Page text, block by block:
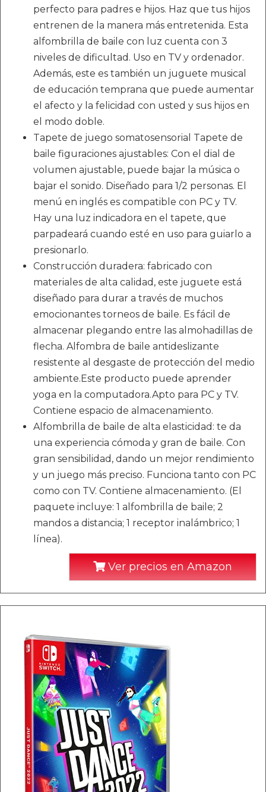
perfecto para padres e hijos. Haz que tus hijos
entrenen de la manera más entretenida. Esta
alfombrilla de baile con luz cuenta con 3
niveles de dificultad. Uso en TV y ordenador.
Además, este es también un juguete musical
de educación temprana que puede aumentar
el afecto y la felicidad con usted y sus hijos en
el modo doble.
Tapete de juego somatosensorial Tapete de
baile figuraciones ajustables: Con el dial de
volumen ajustable, puede bajar la música o
bajar el sonido. Diseñado para 1/2 personas. El
menú en inglés es compatible con PC y TV.
Hay una luz indicadora en el tapete, que
parpadeará cuando esté en uso para guiarlo a
presionarlo.
Construcción duradera: fabricado con
materiales de alta calidad, este juguete está
diseñado para durar a través de muchos
emocionantes torneos de baile. Es fácil de
almacenar plegando entre las almohadillas de
flecha. Alfombra de baile antideslizante
resistente al desgaste de protección del medio
ambiente.Este producto puede aprender
yoga en la computadora.Apto para PC y TV.
Contiene espacio de almacenamiento.
Alfombrilla de baile de alta elasticidad: te da
una experiencia cómoda y gran de baile. Con
gran sensibilidad, dando un mejor rendimiento
y un juego más preciso. Funciona tanto con PC
como con TV. Contiene almacenamiento. (El
paquete incluye: 1 alfombrilla de baile; 2
mandos a distancia; 1 receptor inalámbrico; 1
línea).
Ver precios en Amazon